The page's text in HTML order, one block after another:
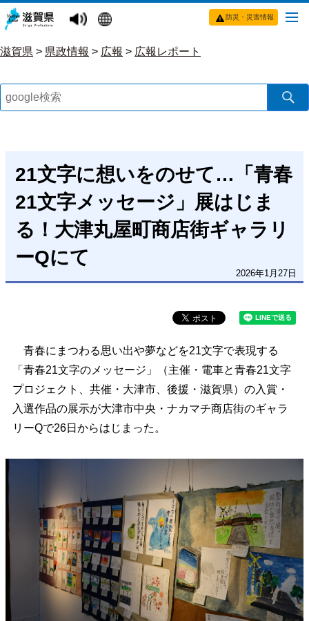
防災・災害情報
滋賀県 > 県政情報 > 広報 > 広報レポート
21文字に想いをのせて…「青春
21文字メッセージ」展はじま
る！大津丸屋町商店街ギャラリ
ーQにて
2026年1月27日
青春にまつわる思い出や夢などを21文字で表現する
「青春21文字のメッセージ」（主催・電車と青春21文字
プロジェクト、共催・大津市、後援・滋賀県）の入賞・
入選作品の展示が大津市中央・ナカマチ商店街のギャラ
リーQで26日からはじまった。